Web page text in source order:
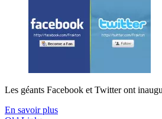
Les géants Facebook et Twitter ont
En savoir plus